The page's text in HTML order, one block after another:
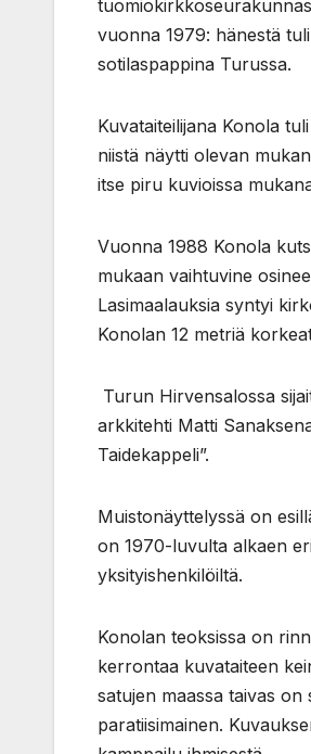
vuonna 1979: hänestä
sotilaspappina Turussa.
Kuvataiteilijana Konola
niistä näytti olevan
itse piru kuvioissa
Vuonna 1988 Konola
mukaan vaihtuvine
Lasimaalauksia syntyi
Konolan 12 metriä
Turun Hirvensalossa
arkkitehti Matti
Taidekappeli”.
Muistonäyttelyssä on
on 1970-luvulta alkaen
yksityishenkilöiltä.
Konolan teoksissa on
kerrontaa kuvataiteen
satujen maassa taivas
paratiisimainen.